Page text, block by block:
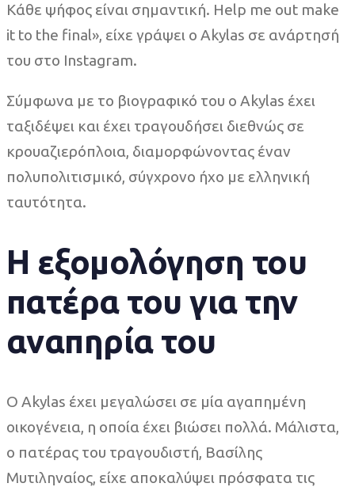
Κάθε ψήφος είναι σημαντική. Help me out make
it to the final», είχε γράψει ο Akylas σε ανάρτησή
του στο Instagram.
Σύμφωνα με το βιογραφικό του ο Akylas έχει
ταξιδέψει και έχει τραγουδήσει διεθνώς σε
κρουαζιερόπλοια, διαμορφώνοντας έναν
πολυπολιτισμικό, σύγχρονο ήχο με ελληνική
ταυτότητα.
Η εξομολόγηση του
πατέρα του για την
αναπηρία του
Ο Akylas έχει μεγαλώσει σε μία αγαπημένη
οικογένεια, η οποία έχει βιώσει πολλά. Μάλιστα,
ο πατέρας του τραγουδιστή, Βασίλης
Μυτιληναίος, είχε αποκαλύψει πρόσφατα τις